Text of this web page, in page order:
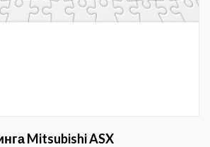
Mitsubishi ASX